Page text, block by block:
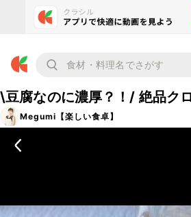
\豆腐なのに濃厚？！/ 絶品ク
Megumi【楽しい食卓】